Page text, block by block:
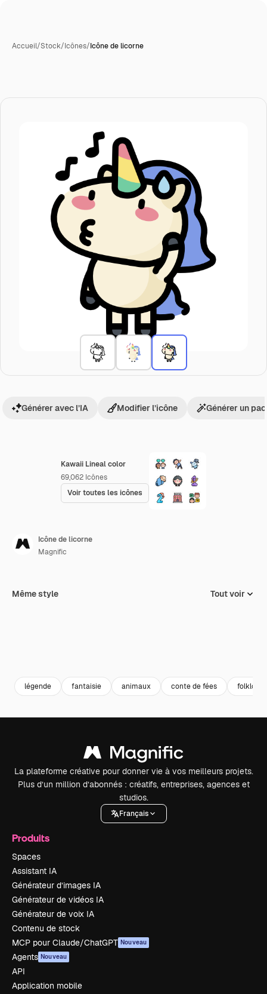
Accueil/Stock/Icônes/Icône de licorne
Kawaii Lineal color
69,062 Icônes
Voir toutes les icônes
Générer avec l’IA Modifier l’icône Générer un
Icône de licorne
Magnific
Même style Tout voir
légende fantaisie animaux conte de fées folklore
La plateforme créative pour donner vie à vos meilleurs projets.
Plus d’un million d’abonnés : créatifs, entreprises, agences et
studios.
Français
Produits
Spaces
Assistant IA
Générateur d’images IA
Générateur de vidéos IA
Générateur de voix IA
Contenu de stock
MCP pour Claude/ChatGPT Nouveau
Agents Nouveau
API
Application mobile